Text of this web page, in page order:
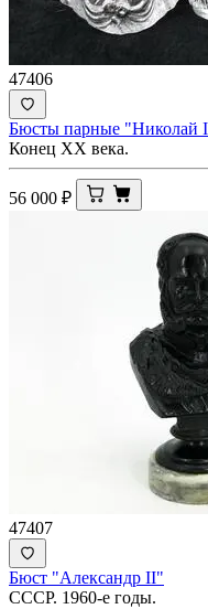
47406
Бюсты парные "Николай
Конец ХХ века.
56 000 ₽
47407
Бюст "Александр II"
СССР. 1960-е годы.